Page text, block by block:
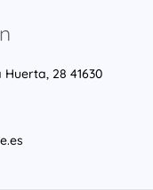
28 41630